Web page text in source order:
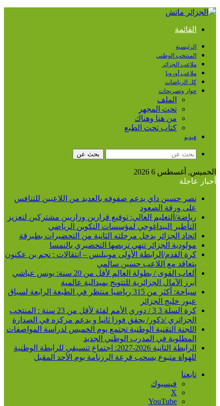
القائمة
الرئيسية
المنتخب الوطني
ملاعب الجزائر
ملاعب أوروبا
كل الرياضات
حوار وتصريحات
الملف
تحت المجهر
من هنا وهناك
كتاب تحت الطبع
فيديو
بحث عن
الخميس, أغسطس 6 2026
أخبار عاجلة
نصر حسين داي يدعم صفوفه بالعديد من اللاعبين للتنافس
على ورقة الصعود
رياضة/التعليم العالي: توقيع قرارين وزاريين مشتركين لتعزيز
التأطير البيداغوجي لمؤسسات التكوين الرياضي
اتحاد الجزائر يدخل مرحلته الثانية من التحضيرات بطبرقة
مولودية الجزائر تنهي تربصها التحضيري بالنمسا
كرة القدم/الرابطة الأولى موبيليس – انتقالات : نجم بن عكنون
يتعاقد مع اللاعب حسين سالمي
ألعاب القوى / بطولة العالم لأقل من 20 سنة: يونس عياشي
أبرز الآمال الجزائرية للتتويج بميدالية عالمية
سباحة: أكثر من 315 رياضيا منتظر في الطبعة الرابعة لسباق
عبور خليج الجزائر
كرة السلة 3 3 / دوري الأمم لفئة لأقل من 23 سنة : المنتخب
الجزائري /ذكور/ يحقق فوزا ثانيا و يدعم مركزه في الصدارة
اللجنة التقنية الوطنية تجتمع يوم الخميس لدراسة المواصفات
المطلوبة في المدرب الوطني الجديد
الرابطة الثانية 2026-2027: اجتماع تنسيقي للرابطة الوطنية
للهواة متبوع بسحب قرعة الرزنامة يوم الأحد المقبل
تابعنا
فيسبوك
‫X
‫YouTube